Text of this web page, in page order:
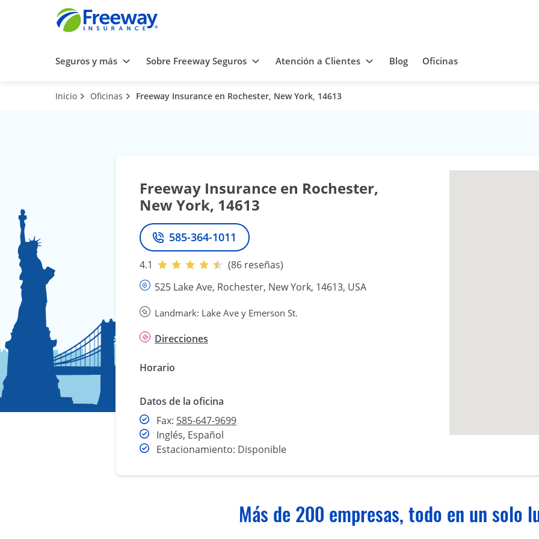
Seguros y más Sobre Freeway Seguros Atención a Clientes Blog Oficinas
Inicio Oficinas Freeway Insurance en Rochester, New York, 14613
Freeway Insurance en Rochester,
New York, 14613
Teléfono
585-364-1011
4.1
(86 reseñas)
525 Lake Ave, Rochester, New York, 14613, USA
Landmark: Lake Ave y Emerson St.
Direcciones
Horario
Datos de la oficina
Fax: 585-647-9699Fax
Inglés, Español
Estacionamiento: Disponible
Más de 200 empresas, todo en un solo